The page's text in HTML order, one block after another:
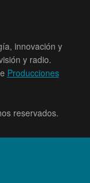
innovación y
y radio.
Producciones
reservados.